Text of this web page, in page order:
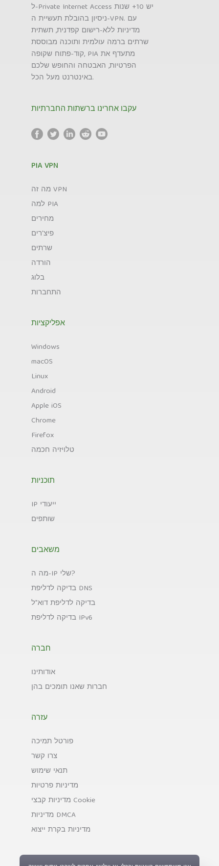
ל-Private Internet Access יש 10+ שנות
ניסיון בהובלת תעשיית ה-VPN. עם
מדיניות ללא-רישום קפדנית, תשתית
שרתים ברמה עולמית ותוכנה מבוססת
קוד-פתוח שקופה, PIA מתעדף את
הפרטיות, האבטחה והחופש שלכם
באינטרנט מעל הכל.
עקבו אחרינו ברשתות החברתיות
PIA VPN
מה זה VPN
למה PIA
מחירים
פיצ'רים
שרתים
הורדה
בלוג
התחברות
אפליקציות
Windows
macOS
Linux
Android
Apple iOS
Chrome
Firefox
טלויזיה חכמה
תוכניות
IP ייעודי
שותפים
משאבים
מה ה-IP שלי?
בדיקה לדליפת DNS
בדיקה לדליפת דוא"ל
בדיקה לדליפת IPv6
חברה
אודותינו
חברות שאנו תומכים בהן
עזרה
פורטל תמיכה
צרו קשר
תנאי שימוש
מדיניות פרטיות
מדיניות קבצי Cookie
מדיניות DMCA
מדיניות בקרת ייצוא